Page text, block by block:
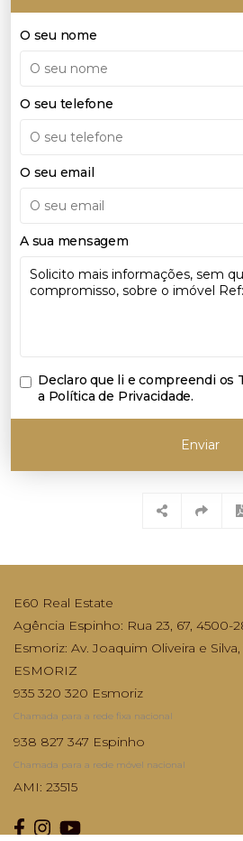
O seu nome
O seu telefone
O seu email
A sua mensagem
Declaro que li e compreendi os
a Política de Privacidade.
Enviar
E60 Real Estate
Agência Espinho: Rua 23, 67, 4500-
Esmoriz: Av. Joaquim Oliveira e
ESMORIZ
935 320 320 Esmoriz
Chamada para a rede fixa nacional
938 827 347 Espinho
Chamada para a rede móvel nacional
AMI: 23515